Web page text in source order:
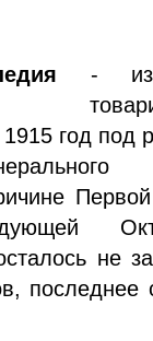
-
год под
не
последнее